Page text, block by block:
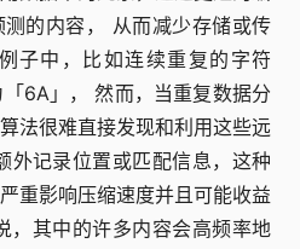
的内容， 从而减少存储或传
子中，比如连续重复的字符
「6A」， 然而，当重复数据分
法很难直接发现和利用这些远
外记录位置或匹配信息，这种
重影响压缩速度并且可能收益
，其中的许多内容会高频率地